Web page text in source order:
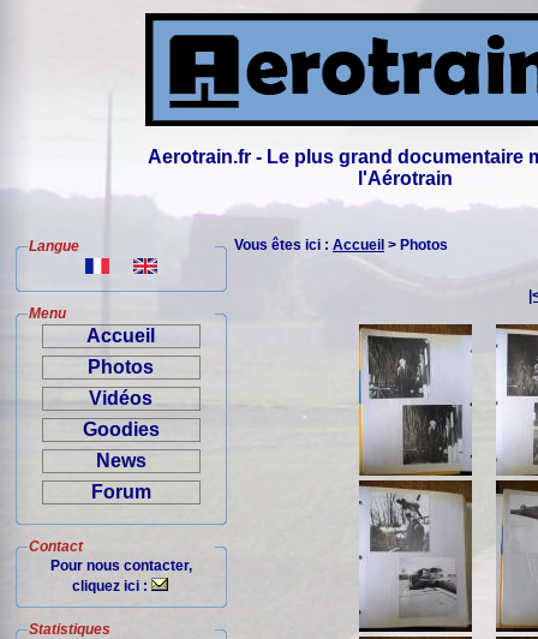
Aerotrain.fr - Le plus grand documentaire
l'Aérotrain
Langue
Menu
Accueil
Photos
Vidéos
Goodies
News
Forum
Contact
Pour nous contacter,
cliquez ici :
Statistiques
Vous êtes ici : Accueil > Photos